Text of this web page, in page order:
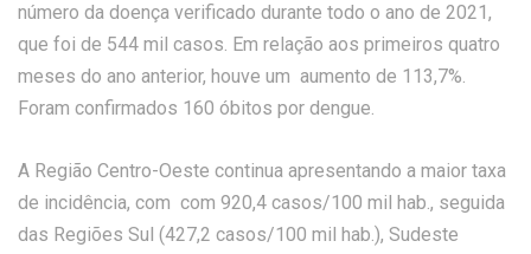
número da doença verificado durante todo o ano de 2021,
que foi de 544 mil casos. Em relação aos primeiros quatro
meses do ano anterior, houve um aumento de 113,7%.
Foram confirmados 160 óbitos por dengue.
A Região Centro-Oeste continua apresentando a maior taxa
de incidência, com com 920,4 casos/100 mil hab., seguida
das Regiões Sul (427,2 casos/100 mil hab.), Sudeste